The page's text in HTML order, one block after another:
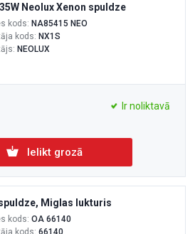
35W Neolux Xenon spuldze
kods: NA85415 NEO
kods: NX1S
NEOLUX
Ir noliktavā
Ielikt grozā
Miglas lukturis
kods: OA 66140
kods: 66140